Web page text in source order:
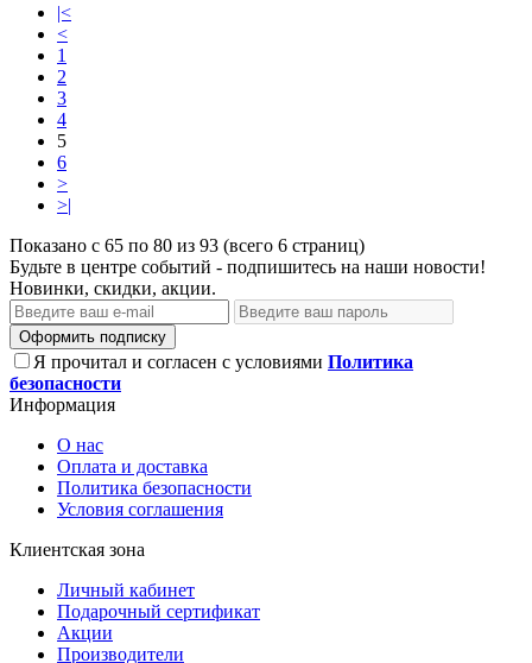
|<
<
1
2
3
4
5
6
>
>|
Показано с 65 по 80 из 93 (всего 6 страниц)
Будьте в центре событий - подпишитесь на наши новости!
Новинки, скидки, акции.
Оформить подписку
Я прочитал и согласен с условиями Политика
безопасности
Информация
О нас
Оплата и доставка
Политика безопасности
Условия соглашения
Клиентская зона
Личный кабинет
Подарочный сертификат
Акции
Производители